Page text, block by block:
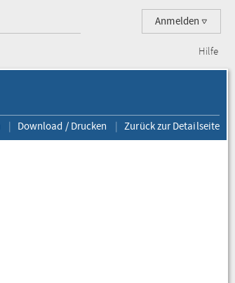
Anmelden
Hilfe
Download / Drucken Zurück zur Detailseite